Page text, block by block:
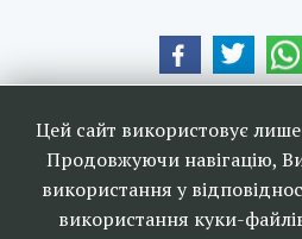
Цей сайт використовує
Продовжуючи навігацію,
використання у
використання куки-